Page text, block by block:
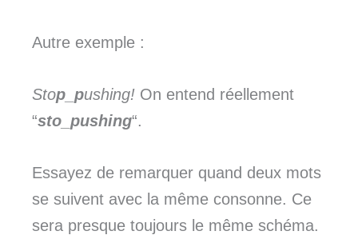
Autre exemple :
Stop_pushing! On entend réellement
“sto_pushing“.
Essayez de remarquer quand deux mots
se suivent avec la même consonne. Ce
sera presque toujours le même schéma.